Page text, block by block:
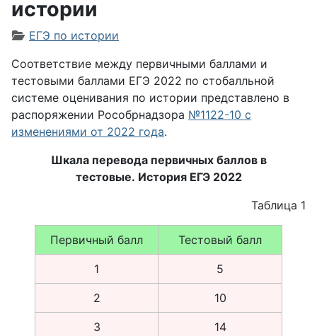
истории
Информация о материале
ЕГЭ по истории
Соответствие между первичными баллами и
тестовыми баллами ЕГЭ 2022 по стобалльной
системе оценивания по истории представлено в
распоряжении Рособрнадзора №1122-10 с
изменениями от 2022 года.
Шкала перевода первичных баллов в
тестовые. История ЕГЭ 2022
Таблица 1
Первичный балл Тестовый балл
1 5
2 10
3 14